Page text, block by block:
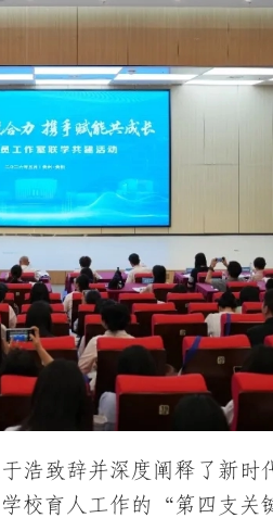
浩致辞并深度阐释了新时
校育人工作的“第四支